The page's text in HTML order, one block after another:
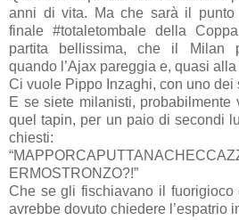
anni di vita. Ma che sarà il
finale #totaletombale della
partita bellissima, che il Milan
quando l’Ajax pareggia e, quasi
Ci vuole Pippo Inzaghi, con uno dei
E se siete milanisti, probabilmente
quel tapin, per un paio di secondi
chiesti:
ERMOSTRONZO?!”
Che se gli fischiavano il
avrebbe dovuto chiedere l’espatrio